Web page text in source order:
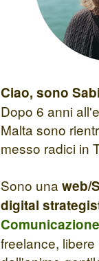
Ciao, sono
Dopo 6 anni
Malta sono
messo radici in
Sono una web/
digital
freelance,